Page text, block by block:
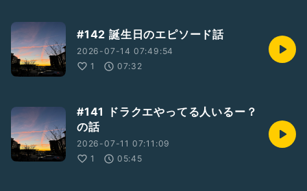
#142 誕生日のエピソード話
2026-07-14 07:49:54
1
07:32
#141 ドラクエやってる人いるー？
の話
2026-07-11 07:11:09
1
05:45